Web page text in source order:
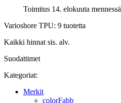
Toimitus 14. elokuuta mennessä
Varioshore TPU: 9 tuotetta
Kaikki hinnat sis. alv.
Suodattimet
Kategoriat:
Merkit
colorFabb